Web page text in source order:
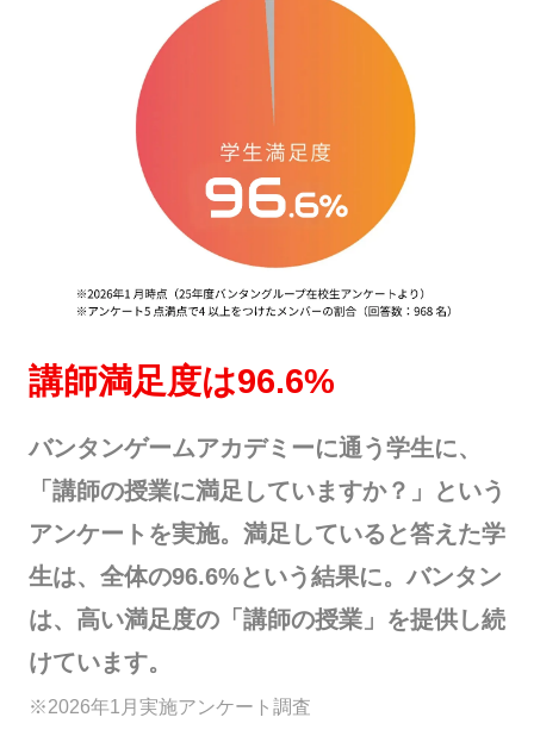
講師満足度は96.6%
バンタンゲームアカデミーに通う学生に、
「講師の授業に満足していますか？」という
アンケートを実施。満足していると答えた学
生は、全体の96.6%という結果に。バンタン
は、高い満足度の「講師の授業」を提供し続
けています。
※2026年1月実施アンケート調査